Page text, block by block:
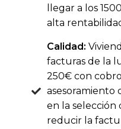
llegar a los
alta
Calidad:
facturas de la
250€ con
asesoramiento
en la selección
reducir la